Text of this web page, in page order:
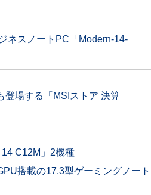
ネスノートPC「Modern-14-
登場する「MSIストア 決算
C12M」2機種
搭載の17.3型ゲーミングノート